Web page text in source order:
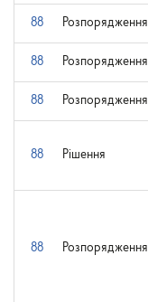
88 Розпорядження
88 Розпорядження
88 Розпорядження
88 Рішення
88 Розпорядження